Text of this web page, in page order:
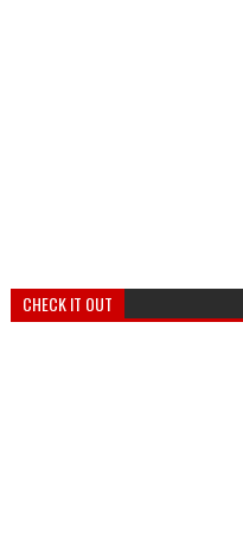
CHECK IT OUT